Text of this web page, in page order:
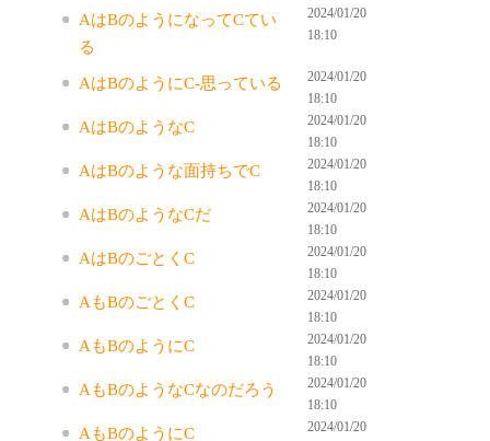
AはBのようになってCてい
る
2024/01/20
18:10
AはBのようにC-思っている
2024/01/20
18:10
AはBのようなC
2024/01/20
18:10
AはBのような面持ちでC
2024/01/20
18:10
AはBのようなCだ
2024/01/20
18:10
AはBのごとくC
2024/01/20
18:10
AもBのごとくC
2024/01/20
18:10
AもBのようにC
2024/01/20
18:10
AもBのようなCなのだろう
2024/01/20
18:10
AもBのようにC
2024/01/20